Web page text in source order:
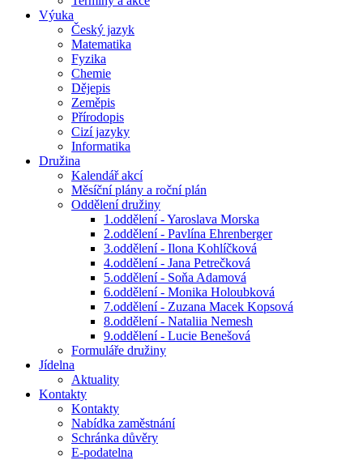
Výuka
Český jazyk
Matematika
Fyzika
Chemie
Dějepis
Zeměpis
Přírodopis
Cizí jazyky
Informatika
Družina
Kalendář akcí
Měsíční plány a roční plán
Oddělení družiny
1.oddělení - Yaroslava Morska
2.oddělení - Pavlína Ehrenberger
3.oddělení - Ilona Kohlíčková
4.oddělení - Jana Petrečková
5.oddělení - Soňa Adamová
6.oddělení - Monika Holoubková
7.oddělení - Zuzana Macek Kopsová
8.oddělení - Nataliia Nemesh
9.oddělení - Lucie Benešová
Formuláře družiny
Jídelna
Aktuality
Kontakty
Kontakty
Nabídka zaměstnání
Schránka důvěry
E-podatelna